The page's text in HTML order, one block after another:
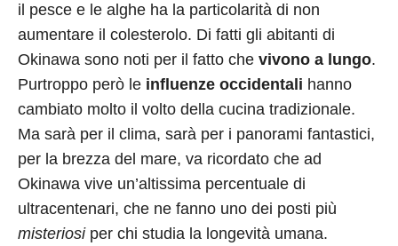
il pesce e le alghe ha la particolarità di non
aumentare il colesterolo. Di fatti gli abitanti di
Okinawa sono noti per il fatto che vivono a lungo.
Purtroppo però le influenze occidentali hanno
cambiato molto il volto della cucina tradizionale.
Ma sarà per il clima, sarà per i panorami fantastici,
per la brezza del mare, va ricordato che ad
Okinawa vive un’altissima percentuale di
ultracentenari, che ne fanno uno dei posti più
misteriosiper chi studia la longevità umana.